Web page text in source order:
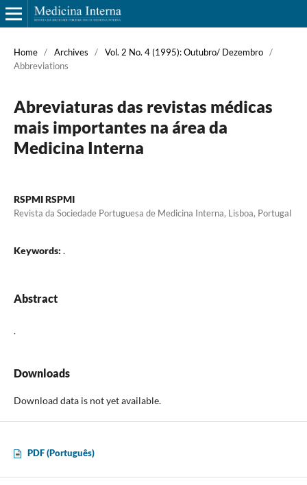
Home / Archives / Vol. 2 No. 4 (1995): Outubro/ Dezembro /
Abbreviations
Abreviaturas das revistas médicas
mais importantes na área da
Medicina Interna
RSPMI RSPMI
Revista da Sociedade Portuguesa de Medicina Interna, Lisboa, Portugal
Keywords: .
Abstract
.
Downloads
Download data is not yet available.
PDF (Português)